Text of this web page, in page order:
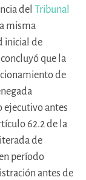
del Tribunal
misma
inicial de
que la
de
antes
62.2 de la
de
período
antes de